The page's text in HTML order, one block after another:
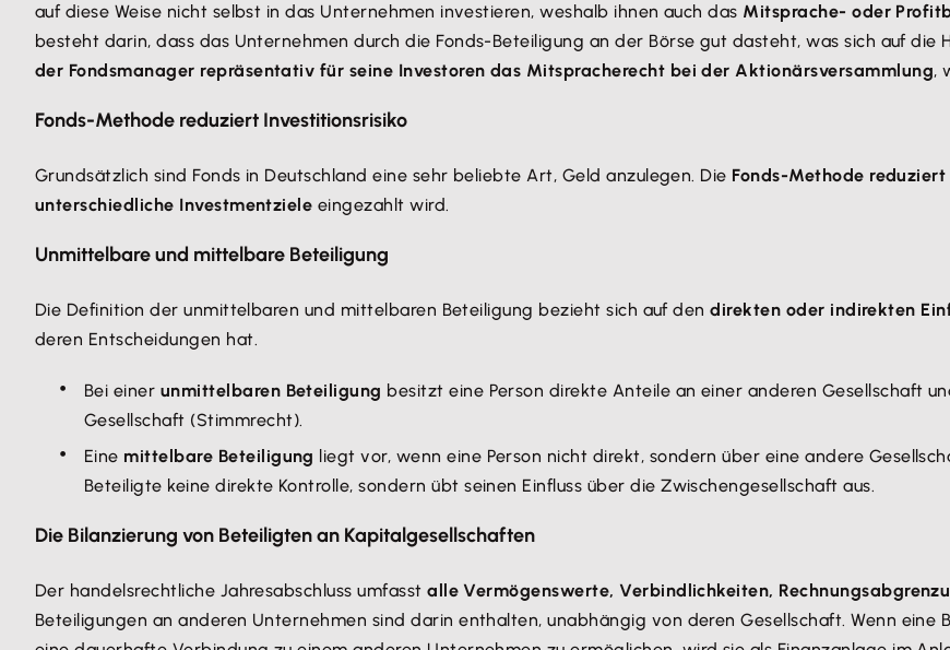
auf diese Weise nicht selbst in das Unternehmen investieren, weshalb ihnen auch das Mitsprache- oder
besteht darin, dass das Unternehmen durch die Fonds-Beteiligung an der Börse gut dasteht, was sich auf die
der Fondsmanager repräsentativ für seine Investoren das Mitspracherecht bei der Aktionärsversammlung,
Fonds-Methode reduziert Investitionsrisiko
Grundsätzlich sind Fonds in Deutschland eine sehr beliebte Art, Geld anzulegen. Die Fonds-Methode
unterschiedliche Investmentziele eingezahlt wird.
Unmittelbare und mittelbare Beteiligung
Die Definition der unmittelbaren und mittelbaren Beteiligung bezieht sich auf dendirekten oder indirekten
deren Entscheidungen hat.
Bei einer unmittelbaren Beteiligung besitzt eine Person direkte Anteile an einer anderen Gesellschaft
Gesellschaft (Stimmrecht).
Eine mittelbare Beteiligung liegt vor, wenn eine Person nicht direkt, sondern über eine andere
Beteiligte keine direkte Kontrolle, sondern übt seinen Einfluss über die Zwischengesellschaft aus.
Die Bilanzierung von Beteiligten an Kapitalgesellschaften
Der handelsrechtliche Jahresabschluss umfasstalle Vermögenswerte, Verbindlichkeiten,
Beteiligungen an anderen Unternehmen sind darin enthalten, unabhängig von deren Gesellschaft. Wenn